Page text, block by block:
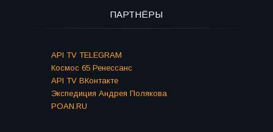
ПАРТНЁРЫ
API TV TELEGRAM
Космос 65 Ренессанс
API TV ВКонтакте
Экспедиция Андрея Полякова
POAN.RU